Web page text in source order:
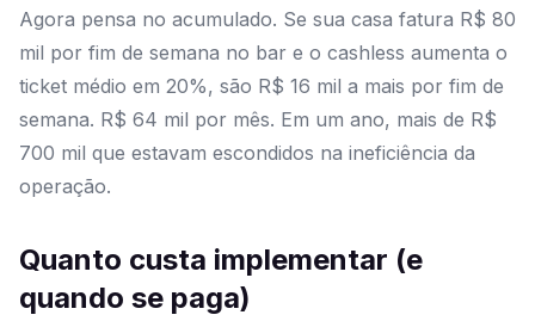
Agora pensa no acumulado. Se sua casa fatura R$ 80
mil por fim de semana no bar e o cashless aumenta o
ticket médio em 20%, são R$ 16 mil a mais por fim de
semana. R$ 64 mil por mês. Em um ano, mais de R$
700 mil que estavam escondidos na ineficiência da
operação.
Quanto custa implementar (e
quando se paga)